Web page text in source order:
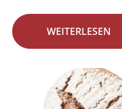
WEITERLESEN